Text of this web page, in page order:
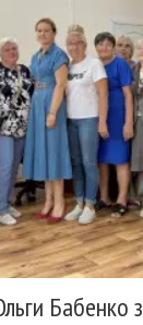
Бабенко з